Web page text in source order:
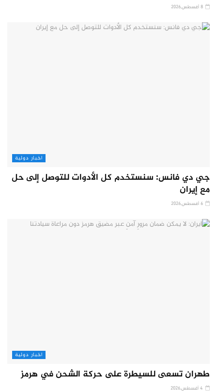
اخبار دولية
جي دي فانس: سنستخدم كل الأدوات للتوصل إلى حل
مع إيران
اخبار دولية
طهران تسعى للسيطرة على حركة الشحن في هرمز